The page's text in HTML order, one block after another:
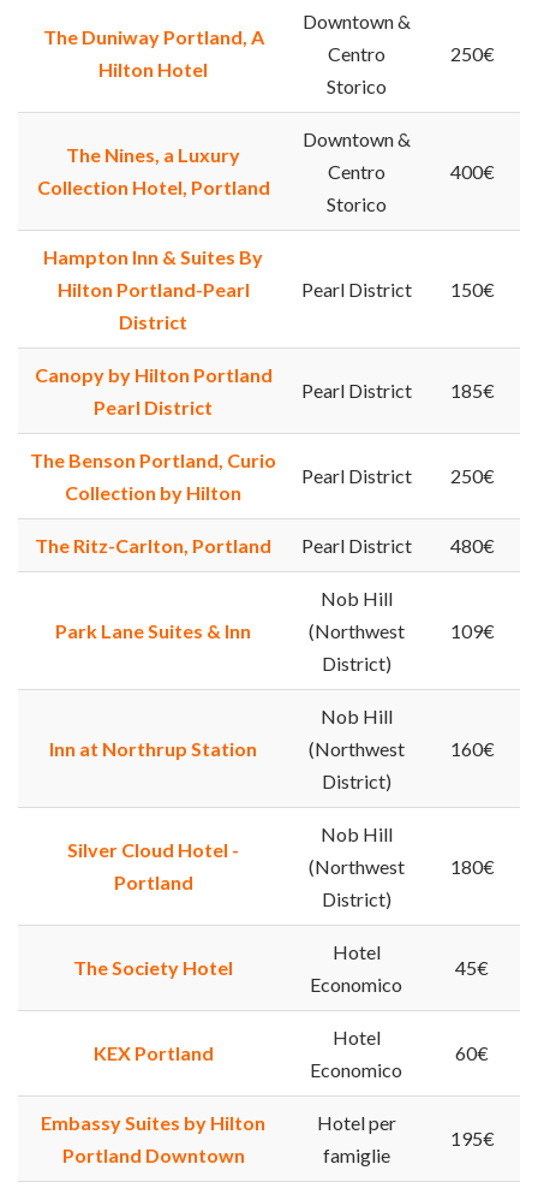
The Duniway Portland, A
Hilton Hotel
Downtown &
Centro
Storico
250€
The Nines, a Luxury
Collection Hotel, Portland
Downtown &
Centro
Storico
400€
Hampton Inn & Suites By
Hilton Portland-Pearl
District
Pearl District 150€
Canopy by Hilton Portland
Pearl District
Pearl District 185€
The Benson Portland, Curio
Collection by Hilton
Pearl District 250€
The Ritz-Carlton, Portland Pearl District 480€
Park Lane Suites & Inn
Nob Hill
(Northwest
District)
109€
Inn at Northrup Station
Nob Hill
(Northwest
District)
160€
Silver Cloud Hotel -
Portland
Nob Hill
(Northwest
District)
180€
The Society Hotel
Hotel
Economico
45€
KEX Portland
Hotel
Economico
60€
Embassy Suites by Hilton
Portland Downtown
Hotel per
famiglie
195€